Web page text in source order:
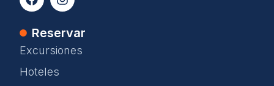
Reservar
Excursiones
Hoteles